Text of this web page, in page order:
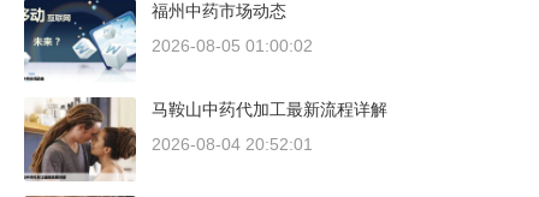
福州中药市场动态
2026-08-05 01:00:02
马鞍山中药代加工最新流程详解
2026-08-04 20:52:01